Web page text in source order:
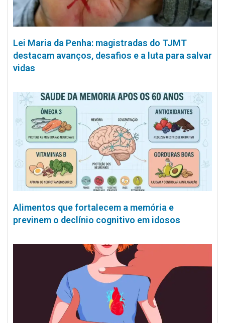
Lei Maria da Penha: magistradas do TJMT
destacam avanços, desafios e a luta para salvar
vidas
Alimentos que fortalecem a memória e
previnem o declínio cognitivo em idosos